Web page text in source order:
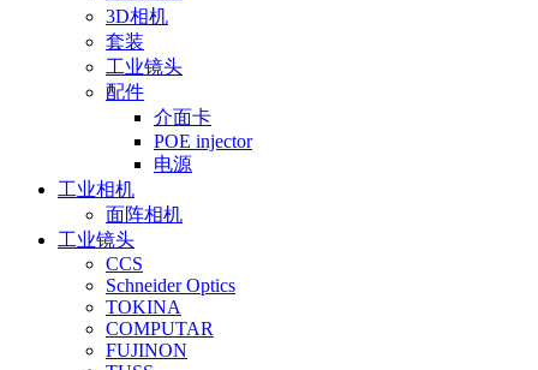
3D相机
套装
工业镜头
配件
介面卡
POE injector
电源
工业相机
面阵相机
工业镜头
CCS
Schneider Optics
TOKINA
COMPUTAR
FUJINON